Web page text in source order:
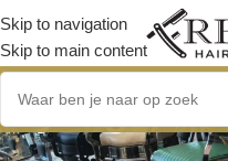
Skip to navigation
Skip to main content
styling